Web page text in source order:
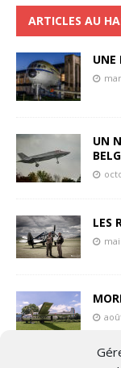
ARTICLES AU
UNE
UN
LES